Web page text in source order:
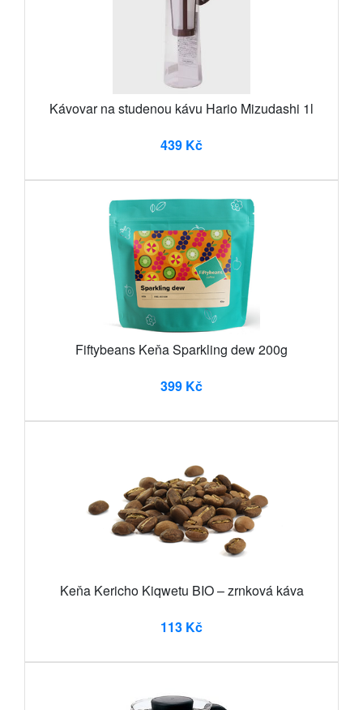
Kávovar na studenou kávu Hario Mizudashi 1l
439 Kč
Fiftybeans Keňa Sparkling dew 200g
399 Kč
Keňa Kericho Kiqwetu BIO – zrnková káva
113 Kč